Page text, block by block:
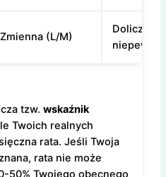
Zmienna (L/M)
Doliczane
tzw. wskaźnik
Twoich realnych
rata. Jeśli Twoja
rata nie może
50% Twojego obecnego